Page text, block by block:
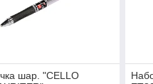
шар. "CELLO